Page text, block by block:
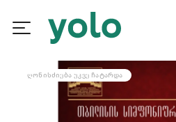
ᲦᲝᲜᲘᲡᲫᲘᲔᲑᲐ ᲣᲙᲕᲔ ᲩᲐᲢᲐᲠᲓᲐ